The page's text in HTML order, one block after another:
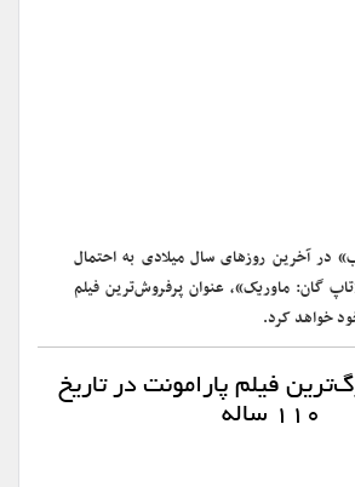
در آخرین روزهای سال میلادی به احتمال
گان: ماوریک»، عنوان پرفروش‌ترین فیلم
فیلم پارامونت در تاریخ
۱۱۰ ساله